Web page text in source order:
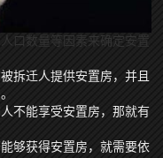
口数量等因素来确定安置
拆迁人提供安置房，并且
不能享受安置房，那就有
够获得安置房，就需要依